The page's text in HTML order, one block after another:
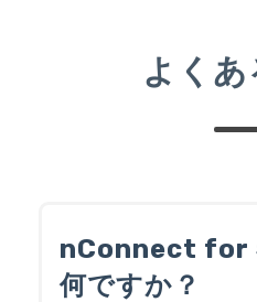
よくあ
nConnect for
何ですか？